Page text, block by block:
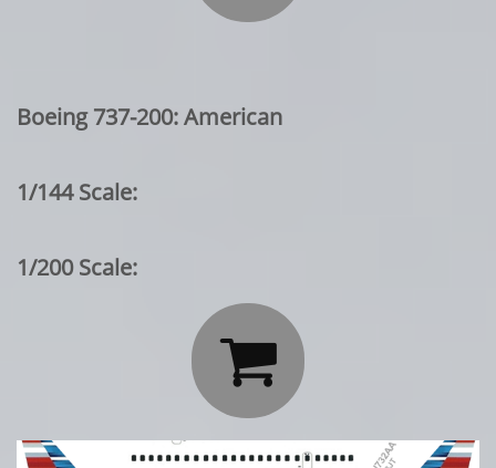
Boeing 737-200: American
1/144 Scale:
1/200 Scale:
